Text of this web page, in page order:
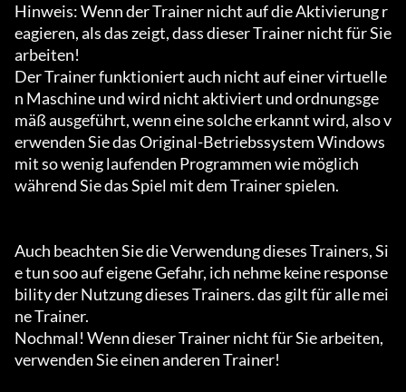
Hinweis: Wenn der Trainer nicht auf die Aktivierung r
eagieren, als das zeigt, dass dieser Trainer nicht für Sie
arbeiten!
Der Trainer funktioniert auch nicht auf einer virtuelle
n Maschine und wird nicht aktiviert und ordnungsge
mäß ausgeführt, wenn eine solche erkannt wird, also v
erwenden Sie das Original-Betriebssystem Windows
mit so wenig laufenden Programmen wie möglich
während Sie das Spiel mit dem Trainer spielen.
Auch beachten Sie die Verwendung dieses Trainers, Si
e tun soo auf eigene Gefahr, ich nehme keine response
bility der Nutzung dieses Trainers. das gilt für alle mei
ne Trainer.
Nochmal! Wenn dieser Trainer nicht für Sie arbeiten,
verwenden Sie einen anderen Trainer!